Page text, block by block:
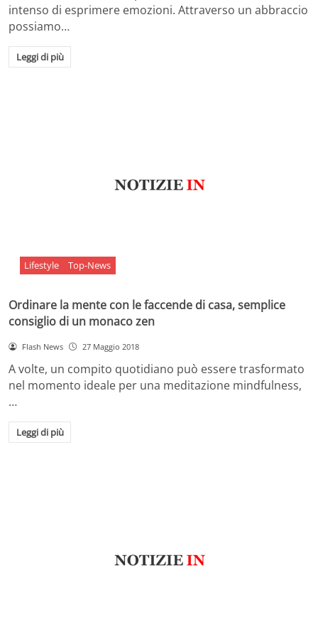
intenso di esprimere emozioni. Attraverso un abbraccio
possiamo…
Leggi di più
Lifestyle Top-News
Ordinare la mente con le faccende di casa, semplice
consiglio di un monaco zen
Flash News 27 Maggio 2018
A volte, un compito quotidiano può essere trasformato
nel momento ideale per una meditazione mindfulness,
…
Leggi di più